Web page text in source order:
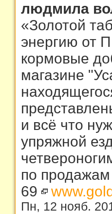
людмила
«Золотой
энергию от
кормовые
магазине
и всё что
упряжной
по
69
Пн, 12 нояб.